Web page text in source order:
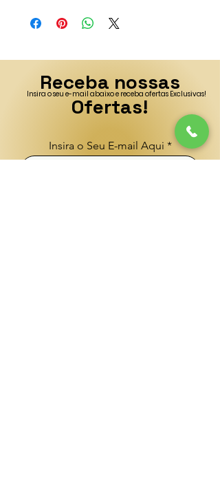
Receba nossas
Ofertas!
Insira o seu e-mail abaixo e receba ofertas Exclusivas!
Insira o Seu E-mail Aqui